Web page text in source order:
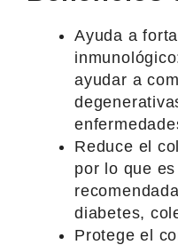
Ayuda a
ayudar a
Reduce el
por lo que
diabetes,
Protege el